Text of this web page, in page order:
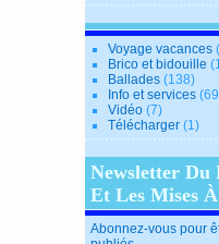
Voyage vacances
Brico et bidouille
Ballades (138)
Info et services
Vidéo (7)
Télécharger (1)
Newsletter Du
Et Les Mises
Abonnez-vous pour